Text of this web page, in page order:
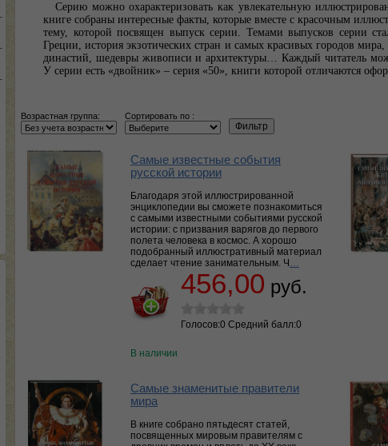
Серию можно охарактеризовать как увлекательную
книге собраны интересные факты, которые вместе с красочным
тему, которой посвящен выпуск серии. Темами выпусков серии
Греции, история экзотических стран и самых красивых городов
династий, шедевры живописи и архитектуры… Каждый читатель
У серии есть «двойник» – серия «50», книги которой отличаются
Возрастная группа: Сортировать по :
Самые известные события
русской истории
Благодаря этой иллюстрированной
энциклопедии вы сможете познакомиться
с самыми известными событиями русской
истории: с призвания варягов до первого
полета человека в космос. А хорошо
подобранный иллюстративный материал
сделает чтение занимательным. Ч …
456,00 руб.
Голосов:0 Средний балл:0
В наличии
Самые знаменитые правители
мира
В книге собрано пятьдесят статей,
посвященных мировым правителям с